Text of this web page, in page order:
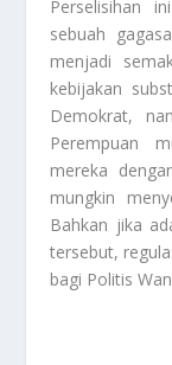
Perselisihan
sebuah
menjadi
kebijakan
Demokrat,
Perempuan
mereka
mungkin
Bahkan jika
tersebut,
bagi Politis